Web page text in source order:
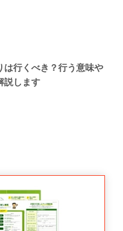
は行くべき？行う意味や
説します